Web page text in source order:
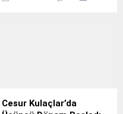
Tenis Turnuvası 7 Eylül’de
Cesur Kulaçlar’da